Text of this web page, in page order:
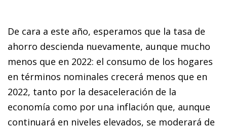
De cara a este año, esperamos que la tasa de
ahorro descienda nuevamente, aunque mucho
menos que en 2022: el consumo de los hogares
en términos nominales crecerá menos que en
2022, tanto por la desaceleración de la
economía como por una inflación que, aunque
continuará en niveles elevados, se moderará de